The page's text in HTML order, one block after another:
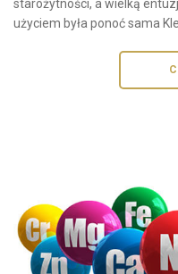
starożytności, a wielką
użyciem była ponoć sama